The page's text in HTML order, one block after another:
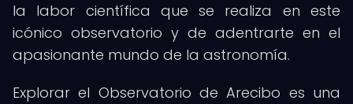
la labor científica que se realiza en este
icónico observatorio y de adentrarte en el
apasionante mundo de la astronomía.
Explorar el Observatorio de Arecibo es una